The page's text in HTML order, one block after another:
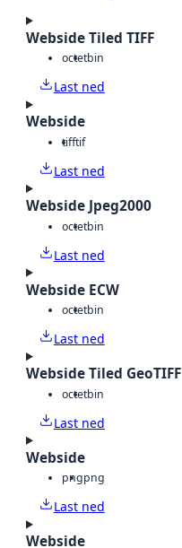
Webside Tiled TIFF
octetbin
Last ned
Webside
tifftif
Last ned
Webside Jpeg2000
octetbin
Last ned
Webside ECW
octetbin
Last ned
Webside Tiled GeoTIFF
octetbin
Last ned
Webside
pngpng
Last ned
Webside